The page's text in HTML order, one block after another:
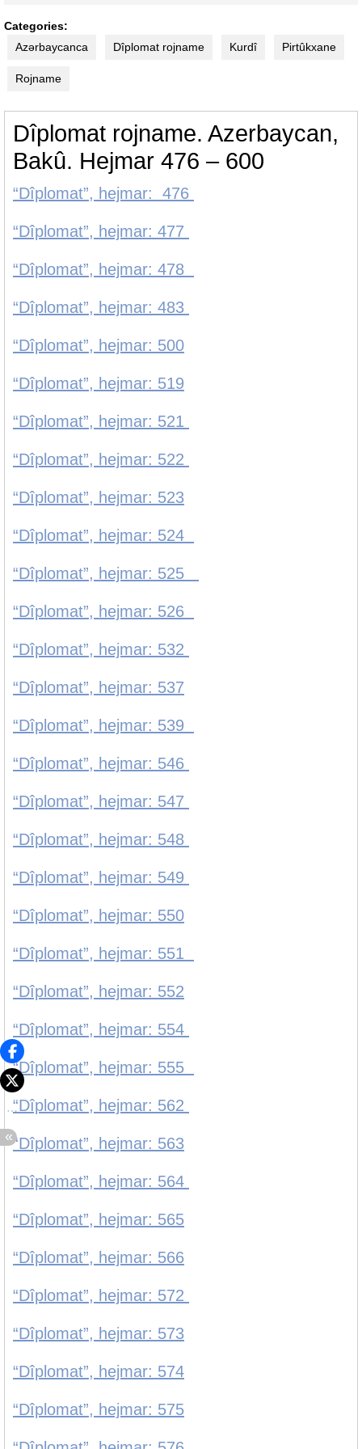
Categories:
Azərbaycanca
Dîplomat rojname Kurdî Pirtûkxane
Rojname
Dîplomat rojname. Azerbaycan,
Bakû. Hejmar 476 – 600
“Dîplomat”, hejmar: 476
“Dîplomat”, hejmar: 477
“Dîplomat”, hejmar: 478
“Dîplomat”, hejmar: 483
“Dîplomat”, hejmar: 500
“Dîplomat”, hejmar: 519
“Dîplomat”, hejmar: 521
“Dîplomat”, hejmar: 522
“Dîplomat”, hejmar: 523
“Dîplomat”, hejmar: 524
“Dîplomat”, hejmar: 525
“Dîplomat”, hejmar: 526
“Dîplomat”, hejmar: 532
“Dîplomat”, hejmar: 537
“Dîplomat”, hejmar: 539
“Dîplomat”, hejmar: 546
“Dîplomat”, hejmar: 547
“Dîplomat”, hejmar: 548
“Dîplomat”, hejmar: 549
“Dîplomat”, hejmar: 550
“Dîplomat”, hejmar: 551
“Dîplomat”, hejmar: 552
“Dîplomat”, hejmar: 554
“Dîplomat”, hejmar: 555
“Dîplomat”, hejmar: 562
“Dîplomat”, hejmar: 563
“Dîplomat”, hejmar: 564
“Dîplomat”, hejmar: 565
“Dîplomat”, hejmar: 566
“Dîplomat”, hejmar: 572
“Dîplomat”, hejmar: 573
“Dîplomat”, hejmar: 574
“Dîplomat”, hejmar: 575